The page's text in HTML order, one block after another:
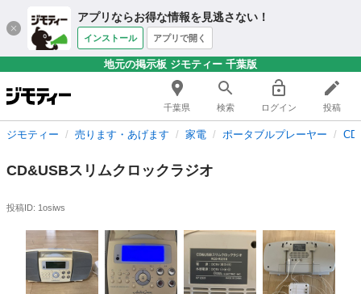
アプリならお得な情報を見逃さない！
インストール アプリで開く
地元の掲示板 ジモティー 千葉版
千葉県 検索 ログイン 投稿
ジモティー 売ります・あげます 家電 ポータブルプレーヤー CD
CD&USBスリムクロックラジオ
投稿ID: 1osiws